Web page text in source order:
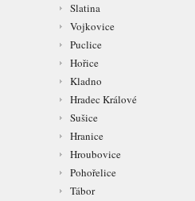
Slatina
Vojkovice
Puclice
Hořice
Kladno
Hradec Králové
Sušice
Hranice
Hroubovice
Pohořelice
Tábor